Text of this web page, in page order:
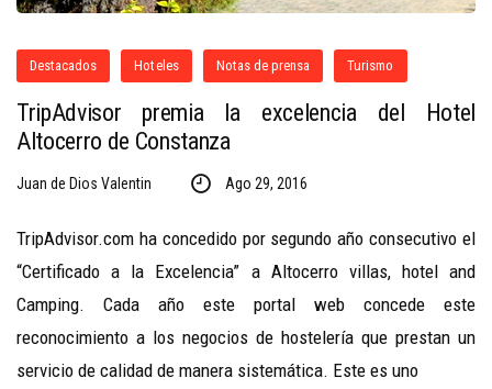
Destacados Hoteles Notas de prensa Turismo
TripAdvisor premia la excelencia del Hotel
Altocerro de Constanza
Juan de Dios Valentin Ago 29, 2016
TripAdvisor.com ha concedido por segundo año consecutivo el
“Certificado a la Excelencia” a Altocerro villas, hotel and
Camping. Cada año este portal web concede este
reconocimiento a los negocios de hostelería que prestan un
servicio de calidad de manera sistemática. Este es uno